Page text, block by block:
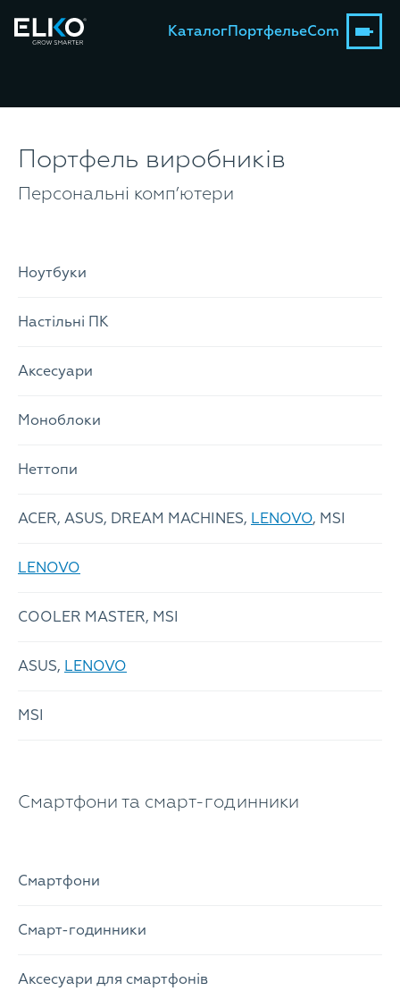
КаталогПортфельeCom
Портфель виробників
Персональні комп’ютери
Ноутбуки
Настільні ПК
Аксесуари
Моноблоки
Неттопи
ACER, ASUS, DREAM MACHINES, LENOVO, MSI
LENOVO
COOLER MASTER, MSI
ASUS, LENOVO
MSI
Смартфони та смарт-годинники
Смартфони
Смарт-годинники
Аксесуари для смартфонів